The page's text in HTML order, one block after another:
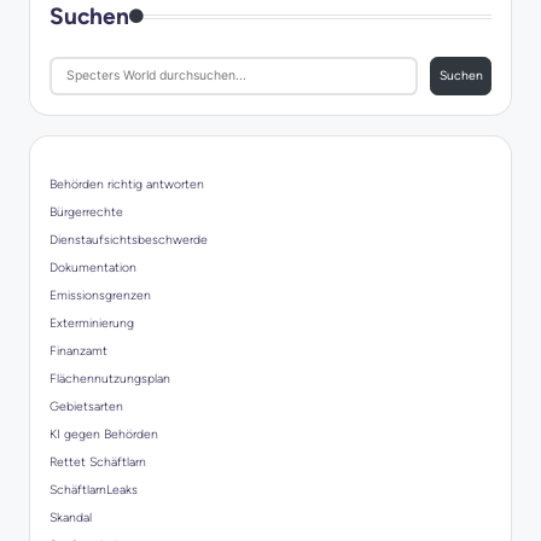
Suchen
Suchen
Behörden richtig antworten
Bürgerrechte
Dienstaufsichtsbeschwerde
Dokumentation
Emissionsgrenzen
Exterminierung
Finanzamt
Flächennutzungsplan
Gebietsarten
KI gegen Behörden
Rettet Schäftlarn
SchäftlarnLeaks
Skandal